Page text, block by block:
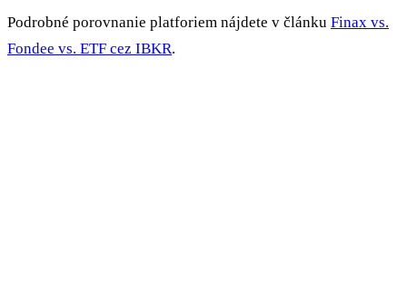
Podrobné porovnanie platforiem nájdete v článku Finax vs.
Fondee vs. ETF cez IBKR.